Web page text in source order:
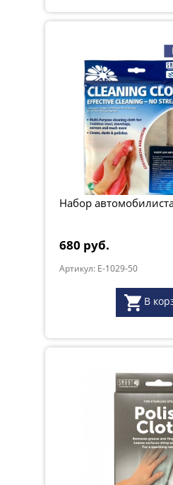
Набор
680 руб.
Артикул: E-1029-50
В